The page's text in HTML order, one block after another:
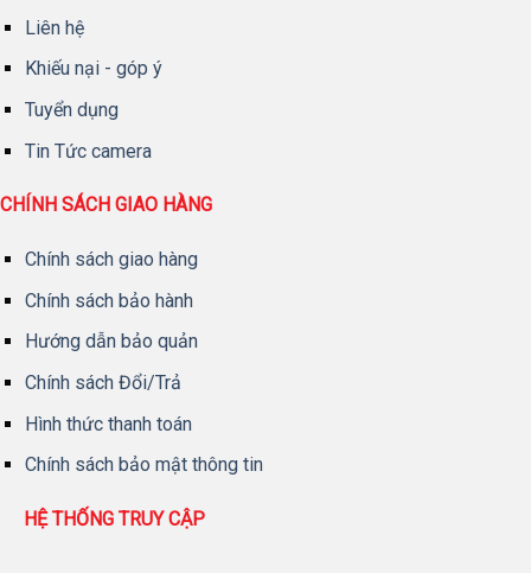
Liên hệ
Khiếu nại - góp ý
Tuyển dụng
Tin Tức camera
CHÍNH SÁCH GIAO HÀNG
Chính sách giao hàng
Chính sách bảo hành
Hướng dẫn bảo quản
Chính sách Đổi/Trả
Hình thức thanh toán
Chính sách bảo mật thông tin
HỆ THỐNG TRUY CẬP